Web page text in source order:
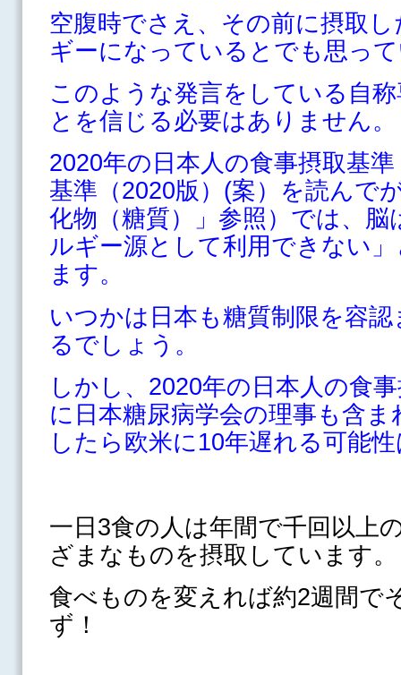
空腹時でさえ、その前に摂取
ギーになっているとでも思っ
このような発言をしている自
とを信じる必要はありません。
2020年の日本人の食事摂取基
基準（2020版）(案）を読ん
化物（糖質）」参照）では、
ルギー源として利用できない
ます。
いつかは日本も糖質制限を容
るでしょう。
しかし、2020年の日本人の食
に日本糖尿病学会の理事も含
したら欧米に10年遅れる可能
一日3食の人は年間で千回以上
ざまなものを摂取しています。
食べものを変えれば約2週間で
ず！